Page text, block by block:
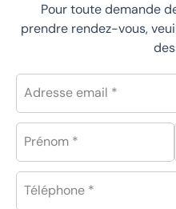
Pour toute demande
prendre rendez-vous,
Adresse email *
Prénom *
Téléphone *